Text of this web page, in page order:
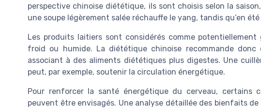
perspective chinoise diététique, ils sont choisis selon la
une soupe légèrement salée réchauffe le yang, tandis qu’en
Les produits laitiers sont considérés comme
froid ou humide. La diététique chinoise recommande
associant à des aliments diététiques plus digestes. Une
peut, par exemple, soutenir la circulation énergétique.
Pour renforcer la santé énergétique du cerveau, certains
peuvent être envisagés. Une analyse détaillée des bienfaits